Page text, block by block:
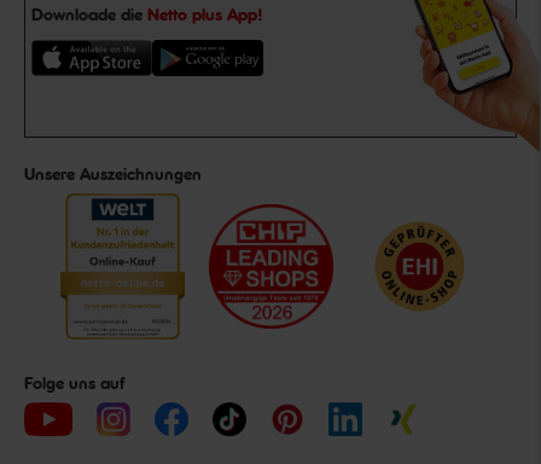
Downloade die Netto plus App!
Unsere Auszeichnungen
Folge uns auf